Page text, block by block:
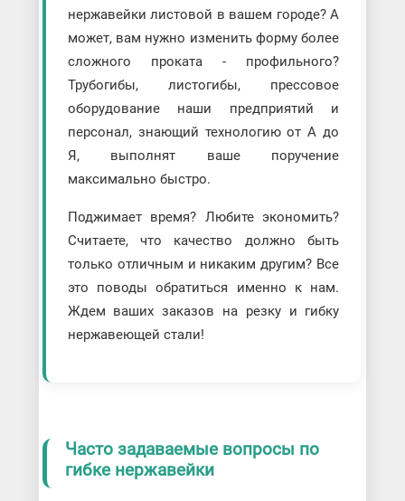
нержавейки листовой в вашем городе? А
может, вам нужно изменить форму более
сложного проката - профильного?
Трубогибы, листогибы, прессовое
оборудование наши предприятий и
персонал, знающий технологию от А до
Я, выполнят ваше поручение
максимально быстро.
Поджимает время? Любите экономить?
Считаете, что качество должно быть
только отличным и никаким другим? Все
это поводы обратиться именно к нам.
Ждем ваших заказов на резку и гибку
нержавеющей стали!
Часто задаваемые вопросы по
гибке нержавейки